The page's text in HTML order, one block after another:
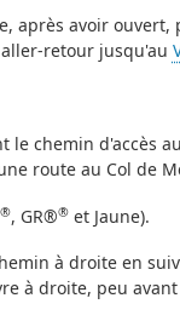
avoir
retour jusqu'au
le chemin d'accès
route au Col de
®, GR®®et Jaune).
à droite en
à droite, peu